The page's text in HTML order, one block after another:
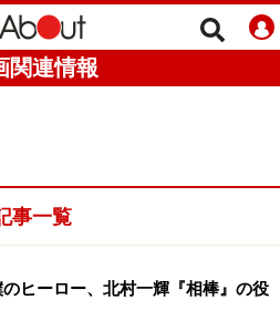
関連情報
事一覧
ヒーロー、北村一輝『相棒』の役